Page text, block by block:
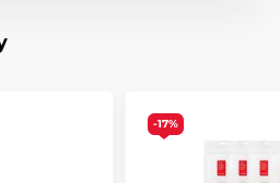
-17%